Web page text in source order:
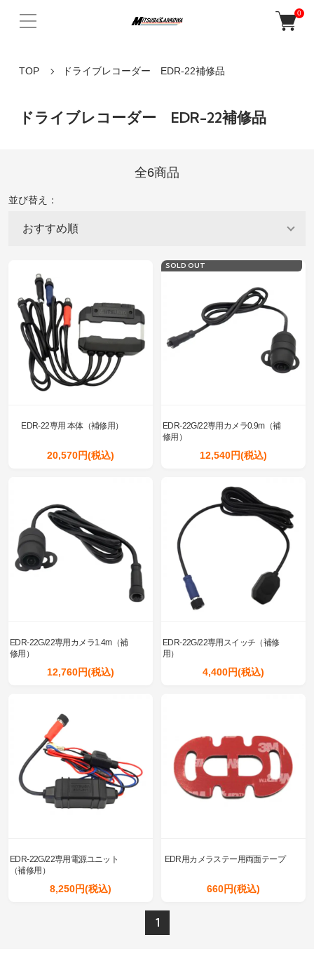
0
TOP ドライブレコーダー EDR-22補修品
ドライブレコーダー EDR-22補修品
全6商品
並び替え：
EDR-22専用 本体（補修用）
20,570円(税込)
SOLD OUT
EDR-22G/22専用カメラ0.9m（補
修用）
12,540円(税込)
EDR-22G/22専用カメラ1.4m（補
修用）
12,760円(税込)
EDR-22G/22専用スイッチ（補修
用）
4,400円(税込)
EDR-22G/22専用電源ユニット
（補修用）
8,250円(税込)
EDR用カメラステー用両面テープ
660円(税込)
1